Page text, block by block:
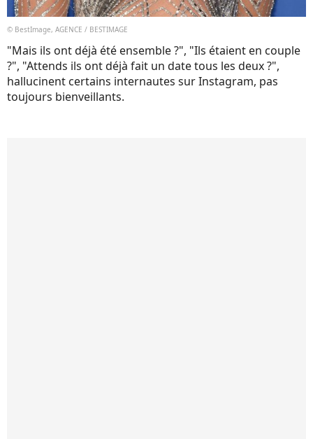
© BestImage, AGENCE / BESTIMAGE
"Mais ils ont déjà été ensemble ?", "Ils étaient en couple
?", "Attends ils ont déjà fait un date tous les deux ?",
hallucinent certains internautes sur Instagram, pas
toujours bienveillants.